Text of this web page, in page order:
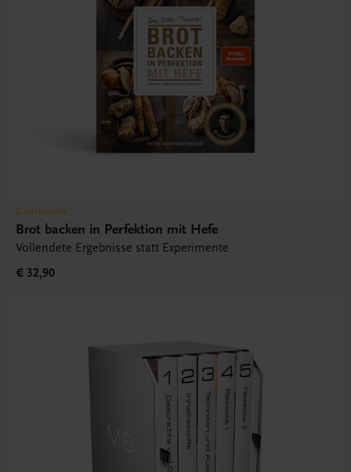
Gastronomie
Brot backen in Perfektion mit Hefe
Vollendete Ergebnisse statt Experimente
€ 32,90